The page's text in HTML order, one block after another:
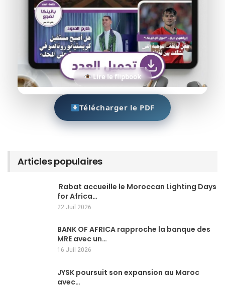
Lire le flipbook
Télécharger le PDF
Articles populaires
Rabat accueille le Moroccan Lighting Days
for Africa…
22 Juil 2026
BANK OF AFRICA rapproche la banque des
MRE avec un…
16 Juil 2026
JYSK poursuit son expansion au Maroc
avec…